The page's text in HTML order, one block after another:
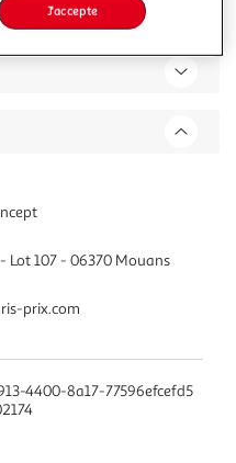
Lot 107 - 06370 Mouans
prix.com
4400-8a17-77596efcefd5
J'accepte